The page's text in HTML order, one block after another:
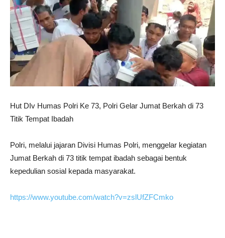
Hut DIv Humas Polri Ke 73, Polri Gelar Jumat Berkah di 73
Titik Tempat Ibadah
Polri, melalui jajaran Divisi Humas Polri, menggelar kegiatan
Jumat Berkah di 73 titik tempat ibadah sebagai bentuk
kepedulian sosial kepada masyarakat.
https://www.youtube.com/watch?v=zslUfZFCmko